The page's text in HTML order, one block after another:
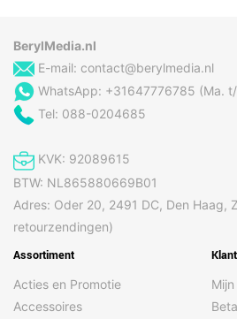
BerylMedia.nl
E-mail: contact@berylmedia.nl
WhatsApp: +31647776785 (Ma.
Tel: 088-0204685
KVK: 92089615
BTW: NL865880669B01
Adres: Oder 20, 2491 DC, Den Haag,
retourzendingen)
Assortiment
Acties en Promotie
Accessoires